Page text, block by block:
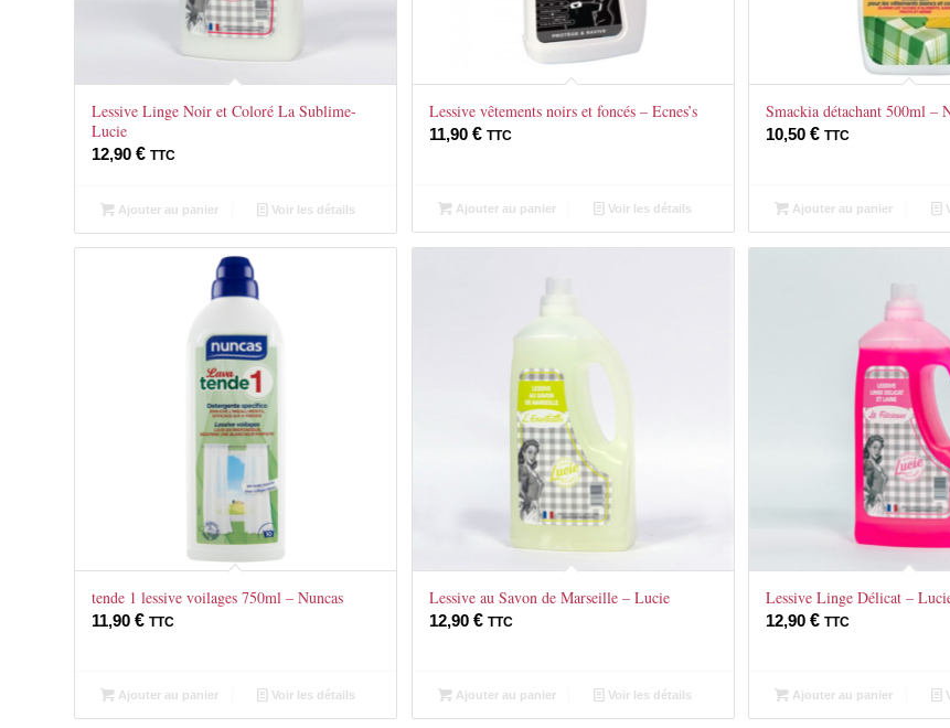
Lessive Linge Noir et Coloré La Sublime-
Lucie
12,90 € TTC
Ajouter au panier Voir les détails
Lessive vêtements noirs et foncés – Ecnes’s
11,90 € TTC
Ajouter au panier Voir les détails
Smackia détachant 500ml –
10,50€ TTC
Ajouter au panier
tende 1 lessive voilages 750ml – Nuncas
11,90 € TTC
Ajouter au panier Voir les détails
Lessive au Savon de Marseille – Lucie
12,90 € TTC
Ajouter au panier Voir les détails
Lessive Linge Délicat –
12,90€ TTC
Ajouter au panier